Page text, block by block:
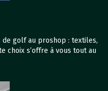
de golf au proshop : textiles,
choix s’offre à vous tout au